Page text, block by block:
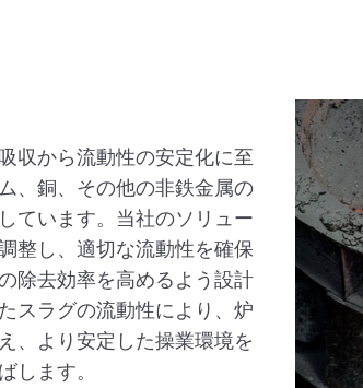
収から流動性の安定化に至
、銅、その他の非鉄金属の
ています。当社のソリュー
整し、適切な流動性を確保
除去効率を高めるよう設計
スラグの流動性により、炉
、より安定した操業環境を
します。